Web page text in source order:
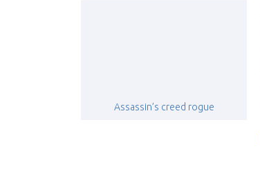
Assassin’s creed rogue